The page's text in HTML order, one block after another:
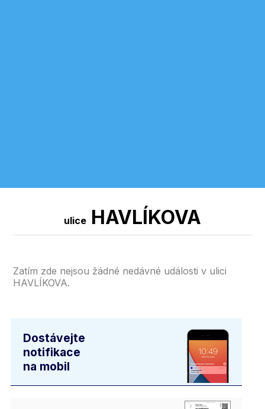
ulice HAVLÍKOVA
Zatím zde nejsou žádné nedávné události v ulici
HAVLÍKOVA.
Dostávejte
notifikace
na mobil